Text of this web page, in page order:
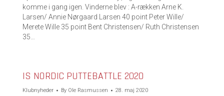
komme i gang igen. Vinderne blev : A-rækken Arne K.
Larsen/ Annie Nørgaard Larsen 40 point Peter Wille/
Merete Wille 35 point Bent Christensen/ Ruth Christensen
35…
IS NORDIC PUTTEBATTLE 2020
Klubnyheder By Ole Rasmussen 28. maj 2020